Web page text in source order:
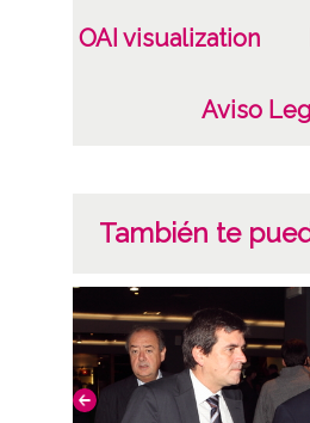
OAI visualization
Aviso
También te